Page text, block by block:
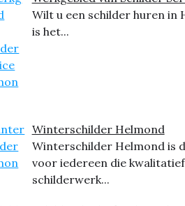
Wilt u een schilder huren in
is het...
Winterschilder Helmond
Winterschilder Helmond is
voor iedereen die kwalitatief
schilderwerk...